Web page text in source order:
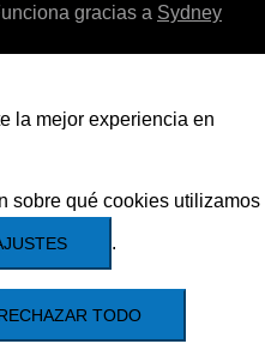
gracias a Sydney
la mejor experiencia en
sobre qué cookies utilizamos
.
TODO